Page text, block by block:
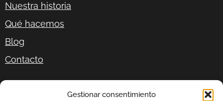
Gestionar consentimiento
Nuestra historia
Qué hacemos
Blog
Contacto
P.º del Gral. Martínez Campos, 17, 1º izquierda,